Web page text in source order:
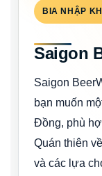
BIA NHẬP
Saigon
Saigon
bạn muốn
Đồng, phù
Quán thiên
và các lựa